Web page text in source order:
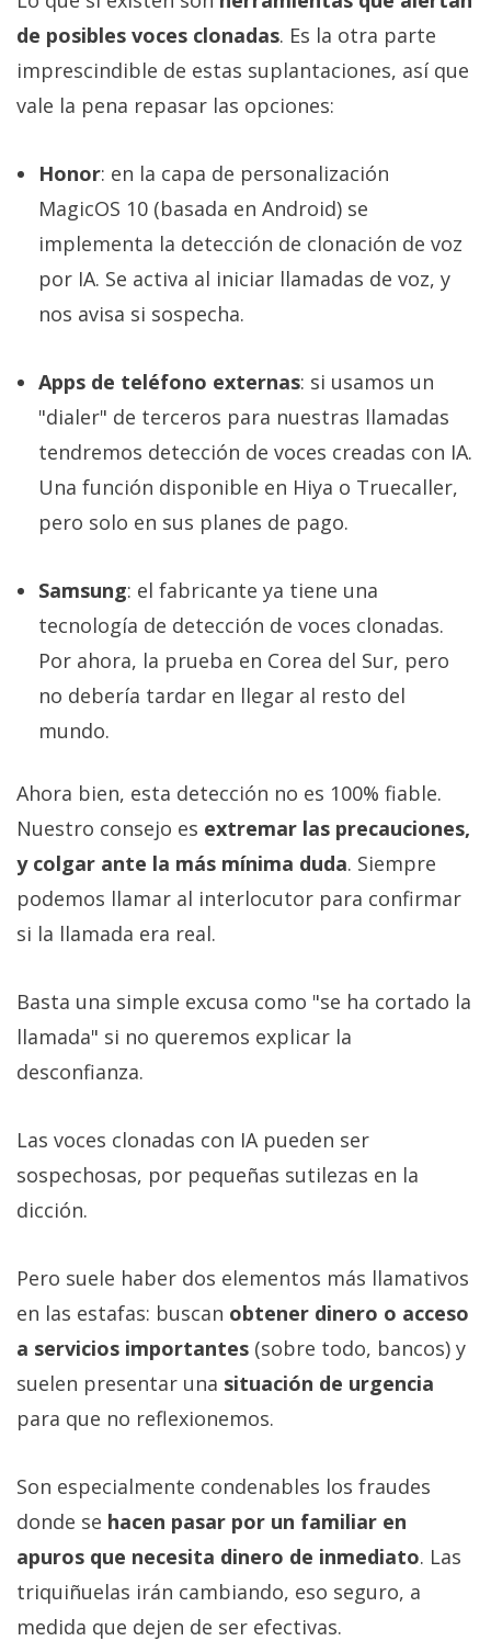
de posibles voces clonadas. Es la otra parte
imprescindible de estas suplantaciones, así que
vale la pena repasar las opciones:
Honor: en la capa de personalización
MagicOS 10 (basada en Android) se
implementa la detección de clonación de voz
por IA. Se activa al iniciar llamadas de voz, y
nos avisa si sospecha.
Apps de teléfono externas: si usamos un
"dialer" de terceros para nuestras llamadas
tendremos detección de voces creadas con IA.
Una función disponible en Hiya o Truecaller,
pero solo en sus planes de pago.
Samsung: el fabricante ya tiene una
tecnología de detección de voces clonadas.
Por ahora, la prueba en Corea del Sur, pero
no debería tardar en llegar al resto del
mundo.
Ahora bien, esta detección no es 100% fiable.
Nuestro consejo es extremar las precauciones,
y colgar ante la más mínima duda. Siempre
podemos llamar al interlocutor para confirmar
si la llamada era real.
Basta una simple excusa como "se ha cortado la
llamada" si no queremos explicar la
desconfianza.
Las voces clonadas con IA pueden ser
sospechosas, por pequeñas sutilezas en la
dicción.
Pero suele haber dos elementos más llamativos
en las estafas: buscan obtener dinero o acceso
a servicios importantes (sobre todo, bancos) y
suelen presentar una situación de urgencia
para que no reflexionemos.
Son especialmente condenables los fraudes
donde se hacen pasar por un familiar en
apuros que necesita dinero de inmediato. Las
triquiñuelas irán cambiando, eso seguro, a
medida que dejen de ser efectivas.